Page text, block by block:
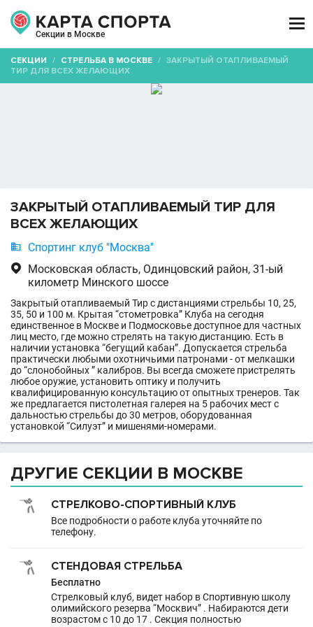
Секции в Москве

СЕКЦИИ / СТРЕЛЬБА В МОСКВЕ / ЗАКРЫТЫЙ ОТАПЛИВАЕМЫЙ
ТИР ДЛЯ ВСЕХ ЖЕЛАЮЩИХ
ЗАКРЫТЫЙ ОТАПЛИВАЕМЫЙ ТИР ДЛЯ
ВСЕХ ЖЕЛАЮЩИХ
 Спортинг клуб "Москва"

Московская область, Одинцовский район, 31-ый
километр Минского шоссе
Закрытый отапливаемый Тир с дистанциями стрельбы 10, 25,
35, 50 и 100 м. Крытая “стометровка” Клуба на сегодня
единственное в Москве и Подмосковье доступное для частных
лиц место, где можно стрелять на такую дистанцию. Есть в
наличии установка “бегущий кабан”. Допускается стрельба
практически любыми охотничьими патронами - от мелкашки
до “слонобойных ” калибров. Вы всегда сможете пристрелять
любое оружие, установить оптику и получить
квалифицированную консультацию от опытных тренеров. Так
же предлагается пистолетная галерея на 5 рабочих мест с
дальностью стрельбы до 30 метров, оборудованная
установкой “Силуэт” и мишенями-номерами.
ДРУГИЕ СЕКЦИИ В МОСКВЕ
СТРЕЛКОВО-СПОРТИВНЫЙ КЛУБ
Все подробности о работе клуба уточняйте по
телефону.
СТЕНДОВАЯ СТРЕЛЬБА
Бесплатно
Стрелковый клуб, видет набор в Спортивную школу
олимийского резерва “Москвич” . Набираются дети
возрастом с 10 до 17 . Секция полностью